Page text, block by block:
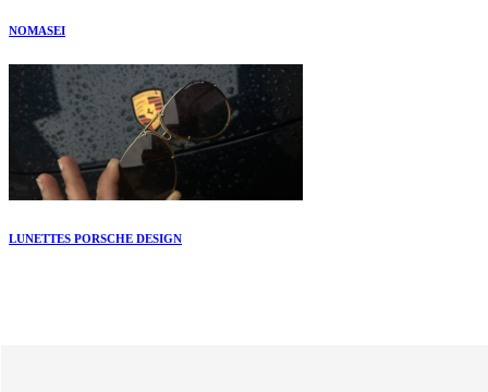
NOMASEI
LUNETTES PORSCHE DESIGN